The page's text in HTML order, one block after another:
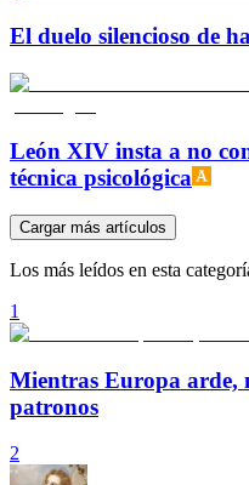
El duelo silencioso de
León XIV insta a no
técnica psicológica
Cargar más artículos
Los más leídos en esta
1
Mientras Europa arde,
patronos
2